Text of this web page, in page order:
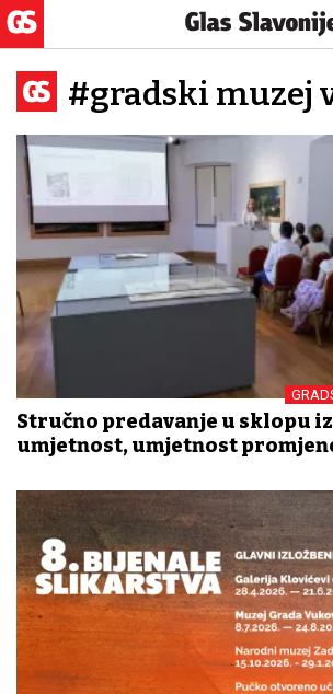
#gradski muzej
Stručno predavanje u sklopu
umjetnost, umjetnost